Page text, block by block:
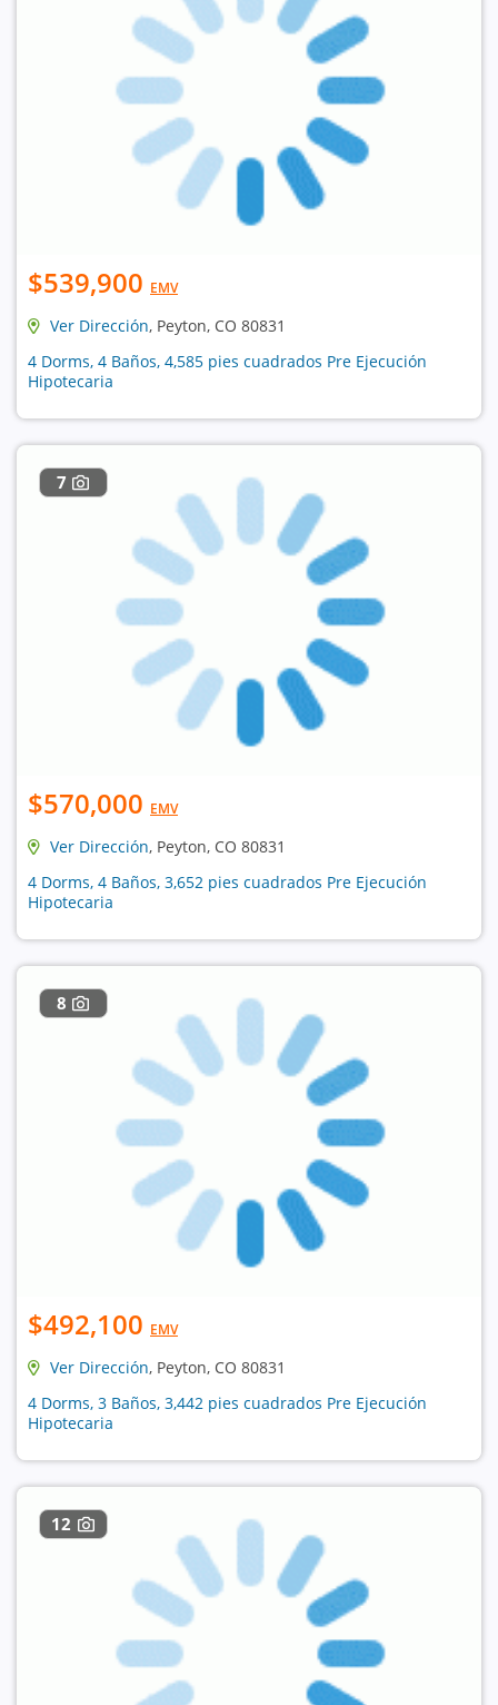
$539,900 EMV
Ver Dirección, Peyton, CO 80831
4 Dorms, 4 Baños, 4,585 pies cuadrados Pre Ejecución
Hipotecaria
7
$570,000 EMV
Ver Dirección, Peyton, CO 80831
4 Dorms, 4 Baños, 3,652 pies cuadrados Pre Ejecución
Hipotecaria
8
$492,100 EMV
Ver Dirección, Peyton, CO 80831
4 Dorms, 3 Baños, 3,442 pies cuadrados Pre Ejecución
Hipotecaria
12